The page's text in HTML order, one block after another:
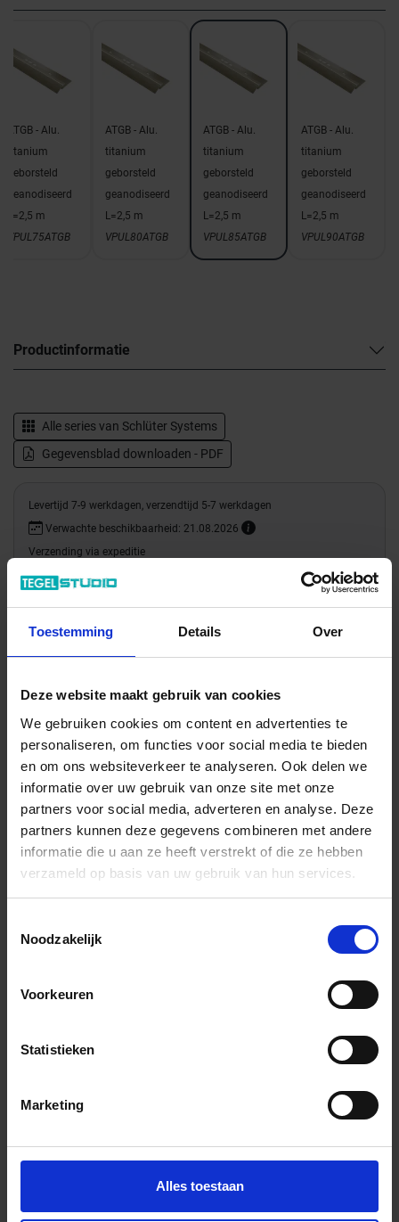
Toestemming Details Over
Deze website maakt gebruik van cookies
We gebruiken cookies om content en advertenties te
personaliseren, om functies voor social media te bieden
en om ons websiteverkeer te analyseren. Ook delen we
informatie over uw gebruik van onze site met onze
partners voor social media, adverteren en analyse. Deze
partners kunnen deze gegevens combineren met andere
informatie die u aan ze heeft verstrekt of die ze hebben
verzameld op basis van uw gebruik van hun services.
Noodzakelijk
Voorkeuren
Statistieken
Marketing
Alles toestaan
ATGB - Alu.
titanium
geborsteld
geanodiseerd
L=2,5 m
VPUL75ATGB
ATGB - Alu.
titanium
geborsteld
geanodiseerd
L=2,5 m
VPUL80ATGB
ATGB - Alu.
titanium
geborsteld
geanodiseerd
L=2,5 m
VPUL85ATGB
ATGB - Alu.
titanium
geborsteld
geanodiseerd
L=2,5 m
VPUL90ATGB
Productinformatie
Alle series van Schlüter Systems
Gegevensblad downloaden - PDF
Levertijd 7-9 werkdagen, verzendtijd 5-7 werkdagen
Verwachte beschikbaarheid: 21.08.2026
Verzending via expeditie
32,08 €
Totale prijs / geleverde hoeveelheid
32,08 €
Stuk
In het winkelmandje
Onze verkoopspecialisten staan graag voor je klaar:
Productaanvraag
Andere Series van Schlüter Systems